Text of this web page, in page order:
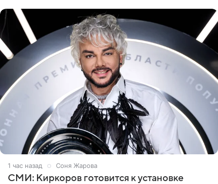
1 час назад Соня Жарова
СМИ: Киркоров готовится к установке